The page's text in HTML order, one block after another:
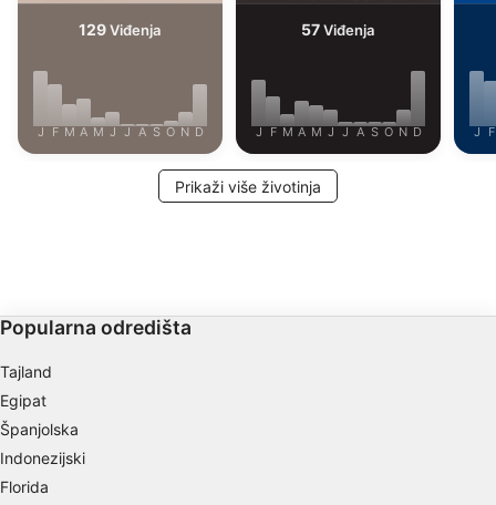
129Viđenja
J F M A M J J A S O N D
57Viđenja
J F M A M J J A S O N D J F
Prikaži više životinja
Popularna odredišta
Tajland
Egipat
Španjolska
Indonezijski
Florida
Functional
Advertising